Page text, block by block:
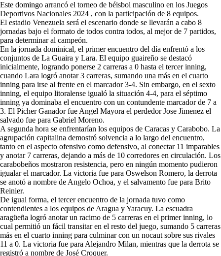
Este domingo arrancó el torneo de béisbol masculino en los Juegos
Deportivos Nacionales 2024 , con la participación de 8 equipos.
El estadio Venezuela será el escenario donde se llevarán a cabo 8
jornadas bajo el formato de todos contra todos, al mejor de 7 partidos,
para determinar al campeón.
En la jornada dominical, el primer encuentro del día enfrentó a los
conjuntos de La Guaira y Lara. El equipo guaireño se destacó
inicialmente, logrando ponerse 2 carreras a 0 hasta el tercer inning,
cuando Lara logró anotar 3 carreras, sumando una más en el cuarto
inning para irse al frente en el marcador 3-4. Sin embargo, en el sexto
inning, el equipo litoralense igualó la situación 4-4, para el séptimo
inning ya dominaba el encuentro con un contundente marcador de 7 a
3. El Picher Ganador fue Angel Mayora el perdedor Jose Jimenez el
salvado fue para Gabriel Moreno.
A segunda hora se enfrentarían los equipos de Caracas y Carabobo. La
agrupación capitalina demostró solvencia a lo largo del encuentro,
tanto en el aspecto ofensivo como defensivo, al conectar 11 imparables
y anotar 7 carreras, dejando a más de 10 corredores en circulación. Los
carabobeños mostraron resistencia, pero en ningún momento pudieron
igualar el marcador. La victoria fue para Oswelson Romero, la derrota
se anotó a nombre de Angelo Ochoa, y el salvamento fue para Brito
Reinier.
De igual forma, el tercer encuentro de la jornada tuvo como
contendientes a los equipos de Aragua y Yaracuy. La escuadra
aragüeña logró anotar un racimo de 5 carreras en el primer inning, lo
cual permitió un fácil transitar en el resto del juego, sumando 5 carreras
más en el cuarto inning para culminar con un nocaut sobre sus rivales
11 a 0. La victoria fue para Alejandro Milan, mientras que la derrota se
registró a nombre de José Croquer.